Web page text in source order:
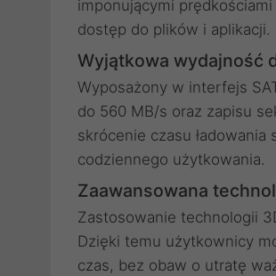
imponującymi
dostęp do plików i aplikacji.
Wyjątkowa wydajność
Wyposażony w interfejs
do 560 MB/s oraz zapisu
skrócenie czasu
codziennego użytkowania.
Zaawansowana
Zastosowanie technologii
Dzięki temu użytkownicy
czas, bez obaw o utratę